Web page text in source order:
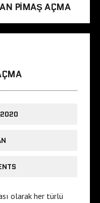
PIMAŞ AÇMA
olarak her türlü